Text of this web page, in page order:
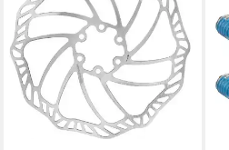
Bremsscheibe Ø180 mm
6Loch
ab 19,53 €
lieferbar - in 6-7 Werktagen bei dir